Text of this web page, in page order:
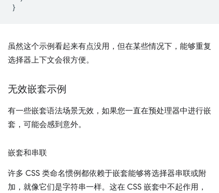
}
虽然这个示例看起来有点没用，但在某些情况下，能够重复
选择器上下文会很方便。
无效嵌套示例
有一些嵌套语法场景无效，如果您一直在预处理器中进行嵌
套，可能会感到意外。
嵌套和串联
许多 CSS 类命名惯例都依赖于嵌套能够将选择器串联或附
加，就像它们是字符串一样。这在 CSS 嵌套中不起作用，